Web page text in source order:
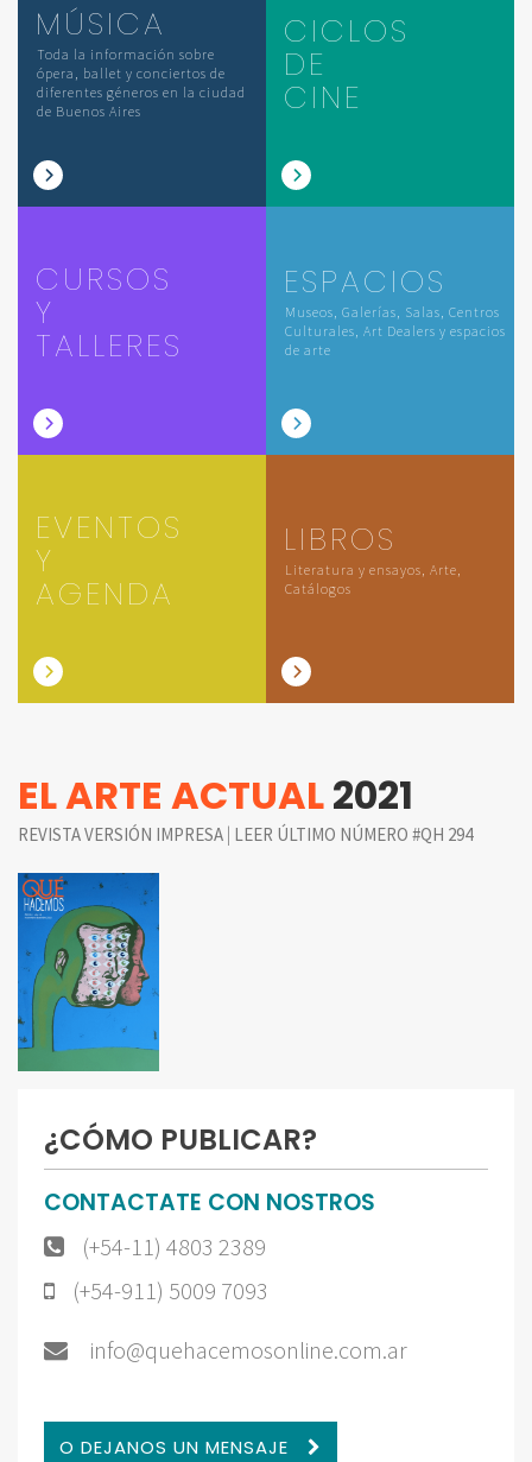
MÚSICA
Toda la información sobre
ópera, ballet y conciertos de
diferentes géneros en la ciudad
de Buenos Aires
CICLOS
DE
CINE
CURSOS
Y
TALLERES
ESPACIOS
Museos, Galerías, Salas, Centros
Culturales, Art Dealers y espacios
de arte
EVENTOS
Y
AGENDA
LIBROS
Literatura y ensayos, Arte,
Catálogos
EL ARTE ACTUAL2021
REVISTA VERSIÓN IMPRESA | LEER ÚLTIMO NÚMERO #QH 294
¿CÓMO PUBLICAR?
CONTACTATE CON NOSTROS
(+54-11) 4803 2389
(+54-911) 5009 7093
info@quehacemosonline.com.ar
O DEJANOS UN MENSAJE